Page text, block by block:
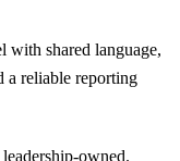
with shared language,
a reliable reporting
owned.